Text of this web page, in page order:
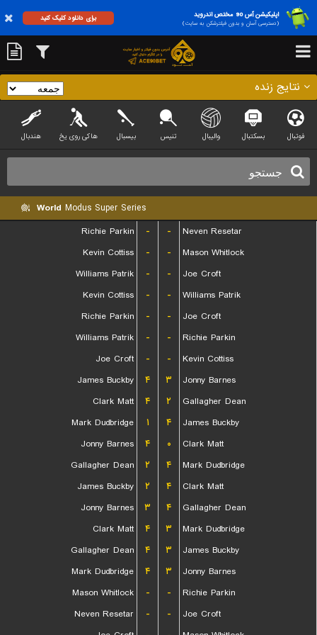
اپلیکیشن آس 90 مختص اندروید
(دسترسی آسان و بدون فیلترشکن به سایت)
برای دانلود کلیک کنید
نتایج زنده
فوتبال بسکتبال والیبال تنیس بیسبال هاکی روی یخ هندبال
World Modus Super Series
Richie Parkin
- -
Neven Resetar
Kevin Cottiss
- -
Mason Whitlock
Williams Patrik
- -
Joe Croft
Kevin Cottiss
- -
Williams Patrik
Richie Parkin
- -
Joe Croft
Williams Patrik
- -
Richie Parkin
Joe Croft
- -
Kevin Cottiss
James Buckby
۴ ۳
Jonny Barnes
Clark Matt
۴ ۲
Gallagher Dean
Mark Dudbridge
۱ ۴
James Buckby
Jonny Barnes
۴ ۰
Clark Matt
Gallagher Dean
۲ ۴
Mark Dudbridge
James Buckby
۲ ۴
Clark Matt
Jonny Barnes
۳ ۴
Gallagher Dean
Clark Matt
۴ ۳
Mark Dudbridge
Gallagher Dean
۴ ۳
James Buckby
Mark Dudbridge
۴ ۳
Jonny Barnes
Mason Whitlock
- -
Richie Parkin
Neven Resetar
- -
Joe Croft